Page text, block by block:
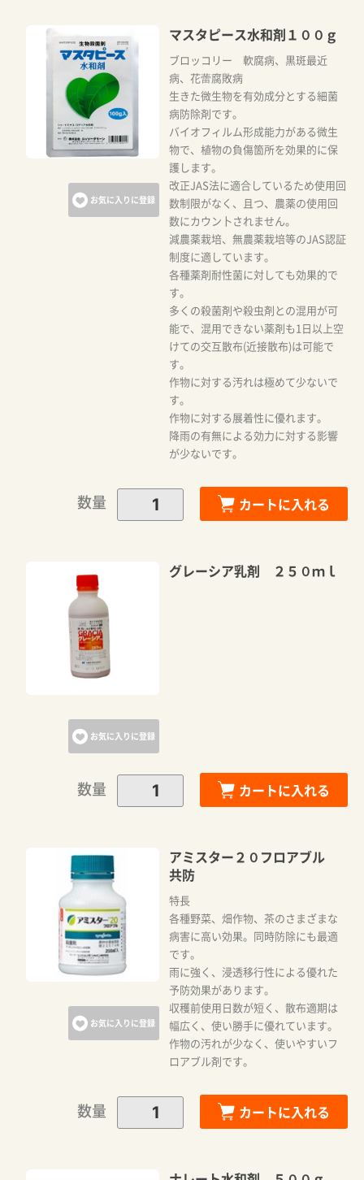
お気に入りに登録
マスタピース水和剤１００ｇ
ブロッコリー 軟腐病、黒斑最近
病、花蕾腐敗病
生きた微生物を有効成分とする細菌
病防除剤です。
バイオフィルム形成能力がある微生
物で、植物の負傷箇所を効果的に保
護します。
改正JAS法に適合しているため使用回
数制限がなく、且つ、農薬の使用回
数にカウン卜されません。
減農薬栽培、無農薬栽培等のJAS認証
制度に適しています。
各種薬剤耐性菌に対しても効果的で
す。
多くの殺菌剤や殺虫剤との混用が可
能で、混用できない薬剤も1日以上空
けての交互散布(近接散布)は可能で
す。
作物に対する汚れは極めて少ないで
す。
作物に対する展着性に優れます。
降雨の有無による効力に対する影響
が少ないです。
数量 カートに入れる
お気に入りに登録
グレーシア乳剤 ２５０ｍｌ
数量 カートに入れる
お気に入りに登録
アミスター２０フロアブル
共防
特長
各種野菜、畑作物、茶のさまざまな
病害に高い効果。同時防除にも最適
です。
雨に強く、浸透移行性による優れた
予防効果があります。
収穫前使用日数が短く、散布適期は
幅広く、使い勝手に優れています。
作物の汚れが少なく、使いやすいフ
ロアブル剤です。
数量 カートに入れる